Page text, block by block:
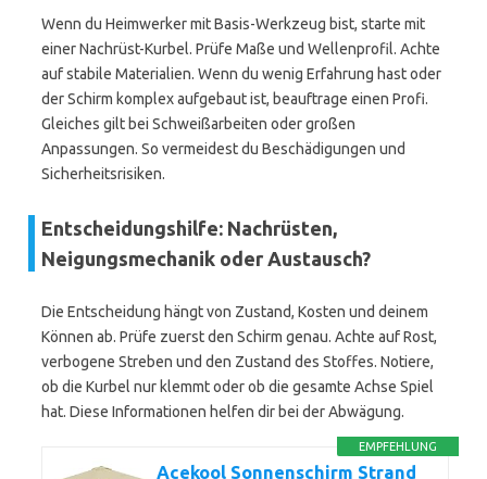
Wenn du Heimwerker mit Basis-Werkzeug bist, starte mit
einer Nachrüst-Kurbel. Prüfe Maße und Wellenprofil. Achte
auf stabile Materialien. Wenn du wenig Erfahrung hast oder
der Schirm komplex aufgebaut ist, beauftrage einen Profi.
Gleiches gilt bei Schweißarbeiten oder großen
Anpassungen. So vermeidest du Beschädigungen und
Sicherheitsrisiken.
Entscheidungshilfe: Nachrüsten,
Neigungsmechanik oder Austausch?
Die Entscheidung hängt von Zustand, Kosten und deinem
Können ab. Prüfe zuerst den Schirm genau. Achte auf Rost,
verbogene Streben und den Zustand des Stoffes. Notiere,
ob die Kurbel nur klemmt oder ob die gesamte Achse Spiel
hat. Diese Informationen helfen dir bei der Abwägung.
EMPFEHLUNG
Acekool Sonnenschirm Strand